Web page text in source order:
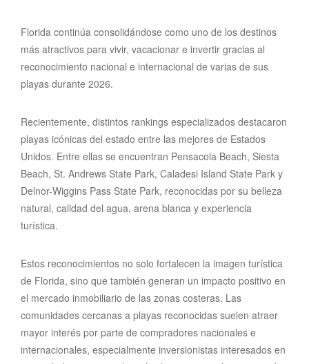
Florida continúa consolidándose como uno de los destinos
más atractivos para vivir, vacacionar e invertir gracias al
reconocimiento nacional e internacional de varias de sus
playas durante 2026.
Recientemente, distintos rankings especializados destacaron
playas icónicas del estado entre las mejores de Estados
Unidos. Entre ellas se encuentran Pensacola Beach, Siesta
Beach, St. Andrews State Park, Caladesi Island State Park y
Delnor-Wiggins Pass State Park, reconocidas por su belleza
natural, calidad del agua, arena blanca y experiencia
turística.
Estos reconocimientos no solo fortalecen la imagen turística
de Florida, sino que también generan un impacto positivo en
el mercado inmobiliario de las zonas costeras. Las
comunidades cercanas a playas reconocidas suelen atraer
mayor interés por parte de compradores nacionales e
internacionales, especialmente inversionistas interesados en